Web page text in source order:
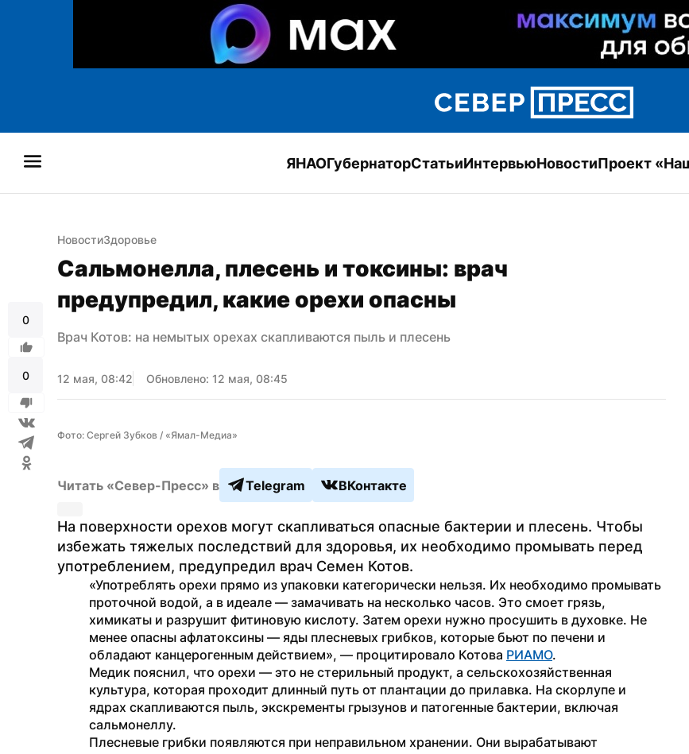
ЯНАОГубернаторСтатьиИнтервьюНовостиПроект
0
0
НовостиЗдоровье
Сальмонелла, плесень и токсины: врач
предупредил, какие орехи опасны
Врач Котов: на немытых орехах скапливаются пыль и плесень
12 мая, 08:42 Обновлено: 12 мая, 08:45
Фото: Сергей Зубков / «Ямал-Медиа»
Читать «Север-Пресс» в Telegram ВКонтакте
На поверхности орехов могут скапливаться опасные бактерии и плесень. Чтобы
избежать тяжелых последствий для здоровья, их необходимо промывать перед
употреблением, предупредил врач Семен Котов.
«Употреблять орехи прямо из упаковки категорически нельзя. Их необходимо промывать
проточной водой, а в идеале — замачивать на несколько часов. Это смоет грязь,
химикаты и разрушит фитиновую кислоту. Затем орехи нужно просушить в духовке. Не
менее опасны афлатоксины — яды плесневых грибков, которые бьют по печени и
обладают канцерогенным действием», — процитировало Котова РИАМО.
Медик пояснил, что орехи — это не стерильный продукт, а сельскохозяйственная
культура, которая проходит длинный путь от плантации до прилавка. На скорлупе и
ядрах скапливаются пыль, экскременты грызунов и патогенные бактерии, включая
сальмонеллу.
Плесневые грибки появляются при неправильном хранении. Они вырабатывают